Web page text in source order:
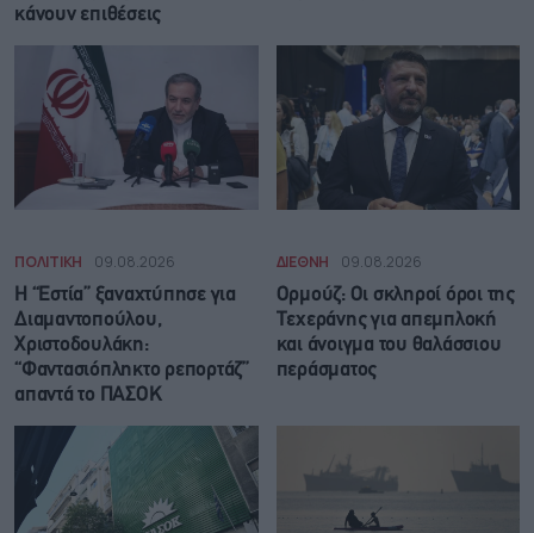
κάνουν επιθέσεις
ΠΟΛΙΤΙΚΗ 09.08.2026
Η “Εστία” ξαναχτύπησε για
Διαμαντοπούλου,
Χριστοδουλάκη:
“Φαντασιόπληκτο ρεπορτάζ”
απαντά το ΠΑΣΟΚ
ΔΙΕΘΝΗ 09.08.2026
Ορμούζ: Οι σκληροί όροι της
Τεχεράνης για απεμπλοκή
και άνοιγμα του θαλάσσιου
περάσματος